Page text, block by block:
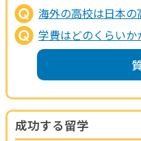
海外の高校は日本の
学費はどのくらいか
成功する留学